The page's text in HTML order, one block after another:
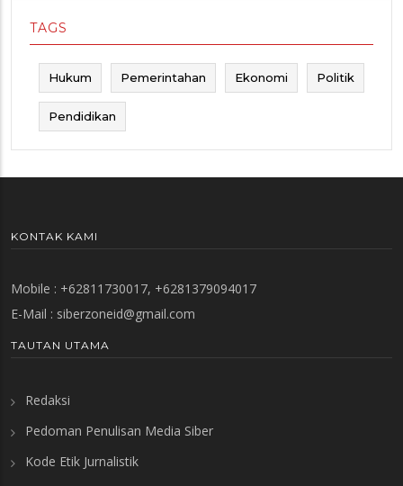
TAGS
Hukum Pemerintahan Ekonomi Politik
Pendidikan
KONTAK KAMI
Mobile : +62811730017, +6281379094017
E-Mail : siberzoneid@gmail.com
TAUTAN UTAMA
Redaksi
Pedoman Penulisan Media Siber
Kode Etik Jurnalistik